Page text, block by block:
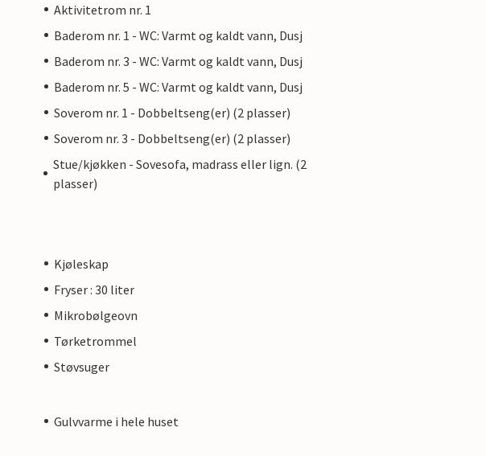
Aktivitetrom nr. 1
Baderom nr. 1 - WC: Varmt og kaldt vann, Dusj
Baderom nr. 3 - WC: Varmt og kaldt vann, Dusj
Baderom nr. 5 - WC: Varmt og kaldt vann, Dusj
Soverom nr. 1 - Dobbeltseng(er) (2 plasser)
Soverom nr. 3 - Dobbeltseng(er) (2 plasser)
Stue/kjøkken - Sovesofa, madrass eller lign. (2
plasser)
Kjøleskap
Fryser : 30 liter
Mikrobølgeovn
Tørketrommel
Støvsuger
Gulvvarme i hele huset